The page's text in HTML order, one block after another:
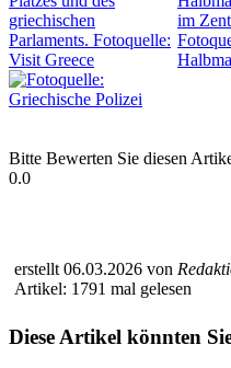
Bitte Bewerten Sie diesen
0.0
erstellt 06.03.2026 von
Artikel: 1791 mal gelesen
Diese Artikel könnten